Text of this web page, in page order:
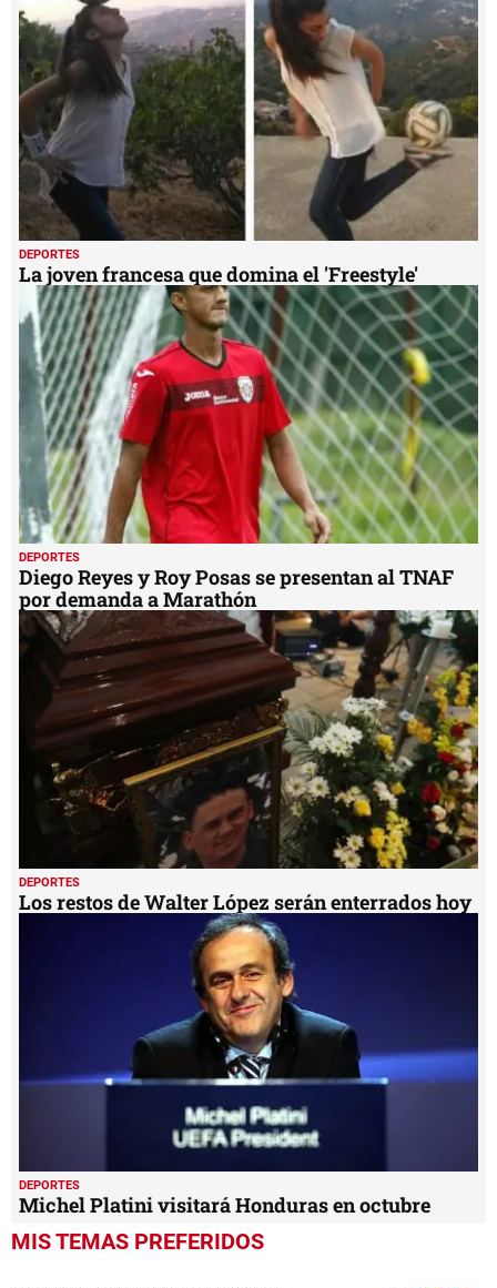
seconds
DEPORTES
La joven francesa que domina el 'Freestyle'
DEPORTES
Diego Reyes y Roy Posas se presentan al TNAF
por demanda a Marathón
DEPORTES
Los restos de Walter López serán enterrados hoy
DEPORTES
Michel Platini visitará Honduras en octubre
MIS TEMAS PREFERIDOS